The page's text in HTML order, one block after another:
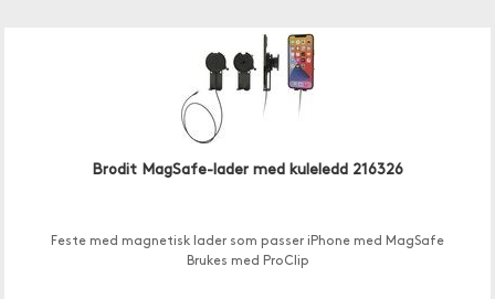
Brodit MagSafe-lader med kuleledd 216326
Feste med magnetisk lader som passer iPhone med MagSafe
Brukes med ProClip